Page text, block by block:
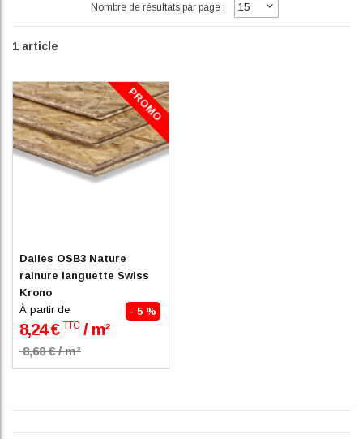
Nombre de résultats par page :
1 article
PROMO
Dalles OSB3 Nature
rainure languette Swiss
Krono
À partir de
- 5 %
8,24 € TTC/ m²
8,68 € / m²